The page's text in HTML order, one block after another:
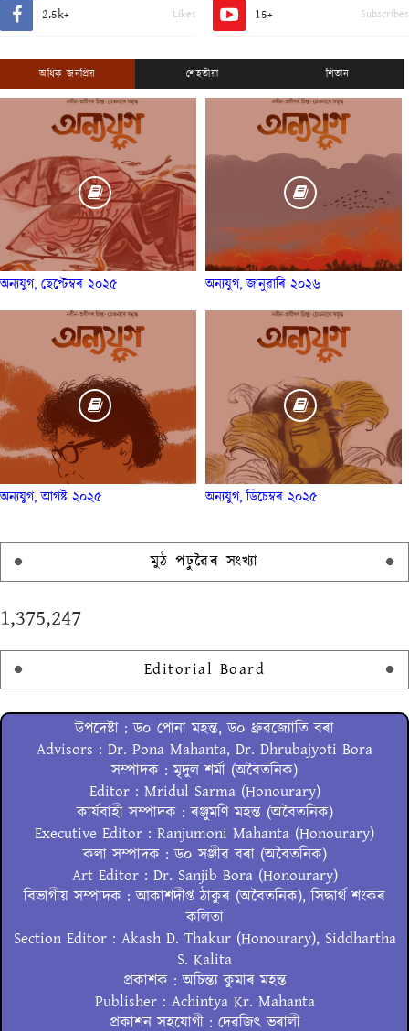
2.5k+ Likes 15+ Subscribes
অধিক জনপ্ৰিয় শেহতীয়া শিতান
অন্যযুগ, ছেপ্টেম্বৰ ২০২৫ অন্যযুগ, জানুৱাৰি ২০২৬
অন্যযুগ, আগষ্ট ২০২৫ অন্যযুগ, ডিচেম্বৰ ২০২৫
মুঠ পঢ়ুৱৈৰ সংখ্যা
1,375,247
Editorial Board
উপদেষ্টা : ড০ পোনা মহন্ত, ড০ ধ্ৰুৱজ্যোতি বৰা
Advisors : Dr. Pona Mahanta, Dr. Dhrubajyoti Bora
সম্পাদক : মৃদুল শৰ্মা (অবৈতনিক)
Editor : Mridul Sarma (Honourary)
কাৰ্যবাহী সম্পাদক : ৰঞ্জুমণি মহন্ত (অবৈতনিক)
Executive Editor : Ranjumoni Mahanta (Honourary)
কলা সম্পাদক : ড০ সঞ্জীৱ বৰা (অবৈতনিক)
Art Editor : Dr. Sanjib Bora (Honourary)
বিভাগীয় সম্পাদক : আকাশদীপ্ত ঠাকুৰ (অবৈতনিক), সিদ্ধাৰ্থ শংকৰ
কলিতা
Section Editor : Akash D. Thakur (Honourary), Siddhartha
S. Kalita
প্ৰকাশক : অচিন্ত্য কুমাৰ মহন্ত
Publisher : Achintya Kr. Mahanta
প্ৰকাশন সহযোগী : দেৱজিৎ ভৰালী